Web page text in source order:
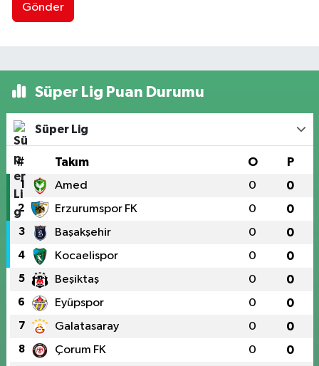
Gönder
Süper Lig Puan Durumu
Süper Lig
# Takım O P
1 Amed 0 0
2 Erzurumspor FK 0 0
3 Başakşehir 0 0
4 Kocaelispor 0 0
5 Beşiktaş 0 0
6 Eyüpspor 0 0
7 Galatasaray 0 0
8 Çorum FK 0 0